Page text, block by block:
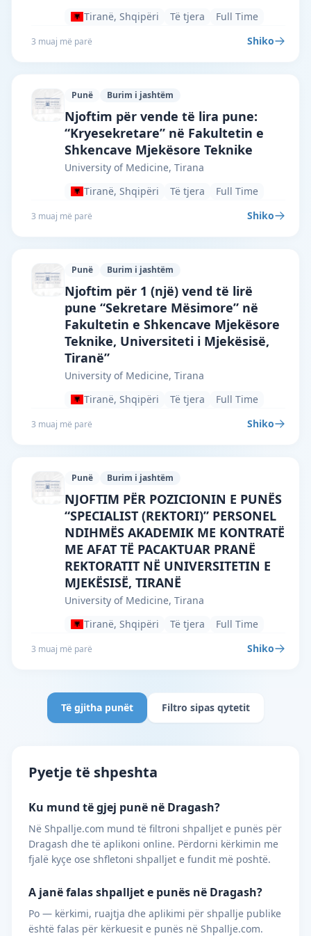
Tiranë, Shqipëri Të tjera Full Time
3 muaj më parë Shiko
Punë Burim i jashtëm
University of Medicine, Tirana · Tiranë
Njoftim për vende të lira pune:
“Kryesekretare” në Fakultetin e
Shkencave Mjekësore Teknike
University of Medicine, Tirana
Tiranë, Shqipëri
Të tjera Full Time
3 muaj më parë Shiko
Punë Burim i jashtëm
University of Medicine, Tirana · Tiranë
Njoftim për 1 (një) vend të lirë
pune “Sekretare Mësimore” në
Fakultetin e Shkencave Mjekësore
Teknike, Universiteti i Mjekësisë,
Tiranë”
University of Medicine, Tirana
Tiranë, Shqipëri
Të tjera Full Time
3 muaj më parë Shiko
Punë Burim i jashtëm
University of Medicine, Tirana · Tiranë
NJOFTIM PËR POZICIONIN E PUNËS
“SPECIALIST (REKTORI)” PERSONEL
NDIHMËS AKADEMIK ME KONTRATË
ME AFAT TË PACAKTUAR PRANË
REKTORATIT NË UNIVERSITETIN E
MJEKËSISË, TIRANË
University of Medicine, Tirana
Tiranë, Shqipëri
Të tjera Full Time
3 muaj më parë Shiko
Të gjitha punët Filtro sipas qytetit
Pyetje të shpeshta
Ku mund të gjej punë në Dragash?
Në Shpallje.com mund të filtroni shpalljet e punës për
Dragash dhe të aplikoni online. Përdorni kërkimin me
fjalë kyçe ose shfletoni shpalljet e fundit më poshtë.
A janë falas shpalljet e punës në Dragash?
Po — kërkimi, ruajtja dhe aplikimi për shpallje publike
është falas për kërkuesit e punës në Shpallje.com.